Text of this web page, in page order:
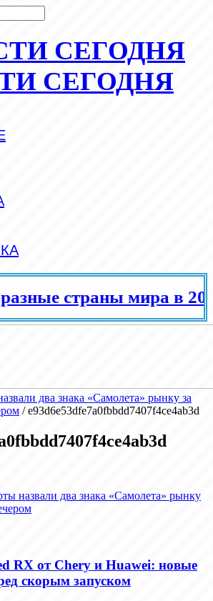
СЕГОДНЯ
страны мира в 2025
два знака «Самолета» рынку за
/e93d6e53dfe7a0fbbdd7407f4ce4ab3d
назвали два знака «Самолета» рынку
RX от Chery и Huawei: новые
скорым запуском